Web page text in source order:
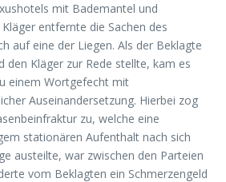
mit Bademantel und
entfernte die Sachen des
auf eine der Liegen. Als der Beklagte
den Kläger zur Rede stellte, kam es
einem Wortgefecht mit
Auseinandersetzung. Hierbei zog
zu, welche eine
stationären Aufenthalt nach sich
austeilte, war zwischen den Parteien
vom Beklagten ein Schmerzengeld